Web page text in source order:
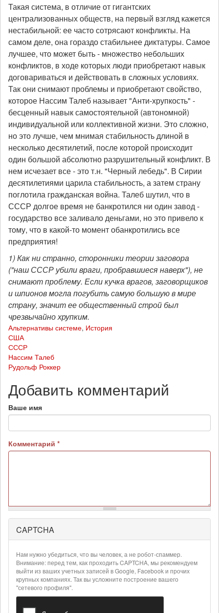
Такая система, в отличие от гигантских
централизованных обществ, на первый взгляд кажется
нестабильной: ее часто сотрясают конфликты. На
самом деле, она гораздо стабильнее диктатуры. Самое
лучшее, что может быть - множество небольших
конфликтов, в ходе которых люди приобретают навык
договариваться и действовать в сложных условиях.
Так они снимают проблемы и приобретают свойство,
которое Нассим Талеб называет "Анти-хрупкость" -
бесценный навык самостоятельной (автономной)
индивидуальной или коллективной жизни. Это сложно,
но это лучше, чем мнимая стабильность длиной в
несколько десятилетий, после которой происходит
один большой абсолютно разрушительный конфликт. В
нем исчезает все - это т.н. "Черный лебедь". В Сирии
десятилетиями царила стабильность, а затем страну
поглотила гражданская война. Талеб шутил, что в
СССР долгое время не банкротился ни один завод -
государство все заливало деньгами, но это привело к
тому, что в какой-то момент обанкротились все
предприятия!
1) Как ни странно, сторонники теории заговора
("наш СССР убили враги, пробравшиеся наверх"), не
снимают проблему. Если кучка врагов, заговорщиков
и шпионов могла погубить самую большую в мире
страну, значит ее общественный строй был
чрезвычайно хрупким.
Альтернативы системе, История
США
СССР
Нассим Талеб
Рудольф Роккер
Добавить комментарий
Ваше имя
Комментарий *
Более
подробная
информация
текстовых
форматах
CAPTCHA
Нам нужно убедиться, что вы человек, а не робот-спаммер.
Внимание: перед тем, как проходить CAPTCHA, мы рекомендуем
выйти из ваших учетных записей в Google, Facebook и прочих
крупных компаниях. Так вы усложните построение вашего
"сетевого профиля".